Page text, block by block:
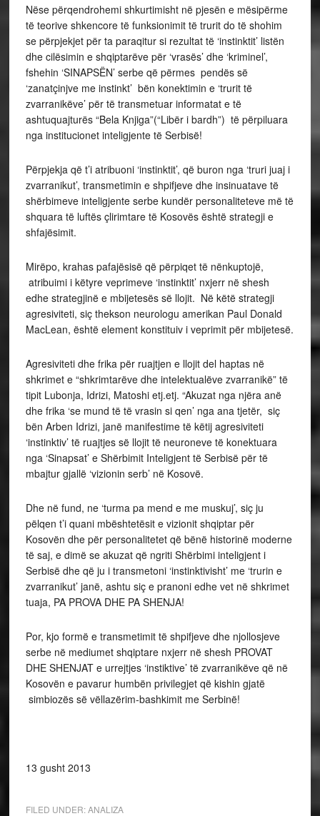
Nëse përqendrohemi shkurtimisht në pjesën e mësipërme
të teorive shkencore të funksionimit të trurit do të shohim
se përpjekjet për ta paraqitur si rezultat të ‘instinktit’ listën
dhe cilësimin e shqiptarëve për ‘vrasës’ dhe ‘kriminel’,
fshehin ‘SINAPSËN’ serbe që përmes pendës së
‘zanatçinjve me instinkt’ bën konektimin e ‘trurit të
zvarranikëve’ për të transmetuar informatat e të
ashtuquajturës “Bela Knjiga”(“Libër i bardh”) të përpiluara
nga institucionet inteligjente të Serbisë!
Përpjekja që t’i atribuoni ‘instinktit’, që buron nga ‘truri juaj i
zvarranikut’, transmetimin e shpifjeve dhe insinuatave të
shërbimeve inteligjente serbe kundër personaliteteve më të
shquara të luftës çlirimtare të Kosovës është strategji e
shfajësimit.
Mirëpo, krahas pafajësisë që përpiqet të nënkuptojë,
atribuimi i këtyre veprimeve ‘instinktit’ nxjerr në shesh
edhe strategjinë e mbijetesës së llojit. Në këtë strategji
agresiviteti, siç thekson neurologu amerikan Paul Donald
MacLean, është element konstituiv i veprimit për mbijetesë.
Agresiviteti dhe frika për ruajtjen e llojit del haptas në
shkrimet e “shkrimtarëve dhe intelektualëve zvarranikë” të
tipit Lubonja, Idrizi, Matoshi etj.etj. “Akuzat nga njëra anë
dhe frika ‘se mund të të vrasin si qen’ nga ana tjetër, siç
bën Arben Idrizi, janë manifestime të këtij agresiviteti
‘instinktiv’ të ruajtjes së llojit të neuroneve të konektuara
nga ‘Sinapsat’ e Shërbimit Inteligjent të Serbisë për të
mbajtur gjallë ‘vizionin serb’ në Kosovë.
Dhe në fund, ne ‘turma pa mend e me muskuj’, siç ju
pëlqen t’i quani mbështetësit e vizionit shqiptar për
Kosovën dhe për personalitetet që bënë historinë moderne
të saj, e dimë se akuzat që ngriti Shërbimi inteligjent i
Serbisë dhe që ju i transmetoni ‘instinktivisht’ me ‘trurin e
zvarranikut’ janë, ashtu siç e pranoni edhe vet në shkrimet
tuaja, PA PROVA DHE PA SHENJA!
Por, kjo formë e transmetimit të shpifjeve dhe njollosjeve
serbe në mediumet shqiptare nxjerr në shesh PROVAT
DHE SHENJAT e urrejtjes ‘instiktive’ të zvarranikëve që në
Kosovën e pavarur humbën privilegjet që kishin gjatë
simbiozës së vëllazërim-bashkimit me Serbinë!
13 gusht 2013
FILED UNDER:ANALIZA